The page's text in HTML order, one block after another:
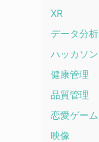
XR
データ分析
ハッカソン
健康管理
品質管理
恋愛ゲーム
映像